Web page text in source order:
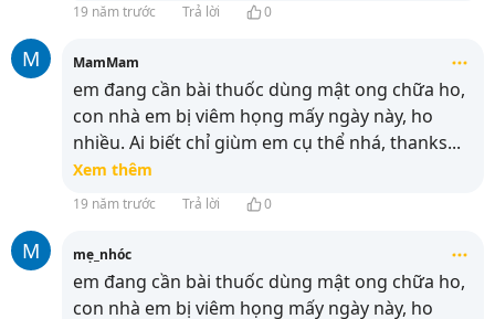
19 năm trước Trả lời 0
M MamMam
em đang cần bài thuốc dùng mật ong chữa ho,
con nhà em bị viêm họng mấy ngày này, ho
nhiều. Ai biết chỉ giùm em cụ thể nhá, thanks...
Xem thêm
19 năm trước Trả lời 0
M mẹ_nhóc
em đang cần bài thuốc dùng mật ong chữa ho,
con nhà em bị viêm họng mấy ngày này, ho